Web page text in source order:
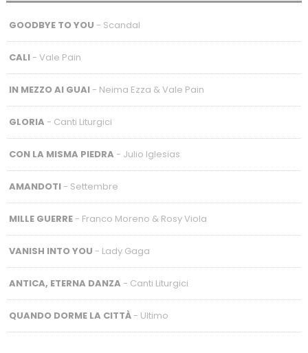
GOODBYE TO YOU - Scandal
CALI- Vale Pain
IN MEZZO AI GUAI- Neima Ezza & Vale Pain
GLORIA - Canti Liturgici
CON LA MISMA PIEDRA - Julio Iglesias
AMANDOTI- Settembre
MILLE GUERRE- Franco Moreno & Rosy Viola
VANISH INTO YOU - Lady Gaga
ANTICA, ETERNA DANZA - Canti Liturgici
QUANDO DORME LA CITTÀ- Ultimo